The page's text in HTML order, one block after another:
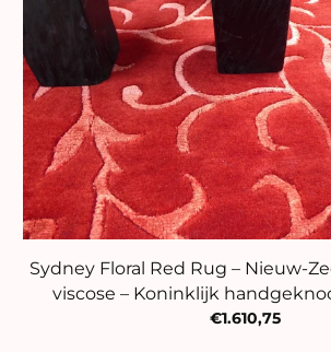
Sydney Floral Red Rug – Nieuw-
viscose – Koninklijk
€1.610,75